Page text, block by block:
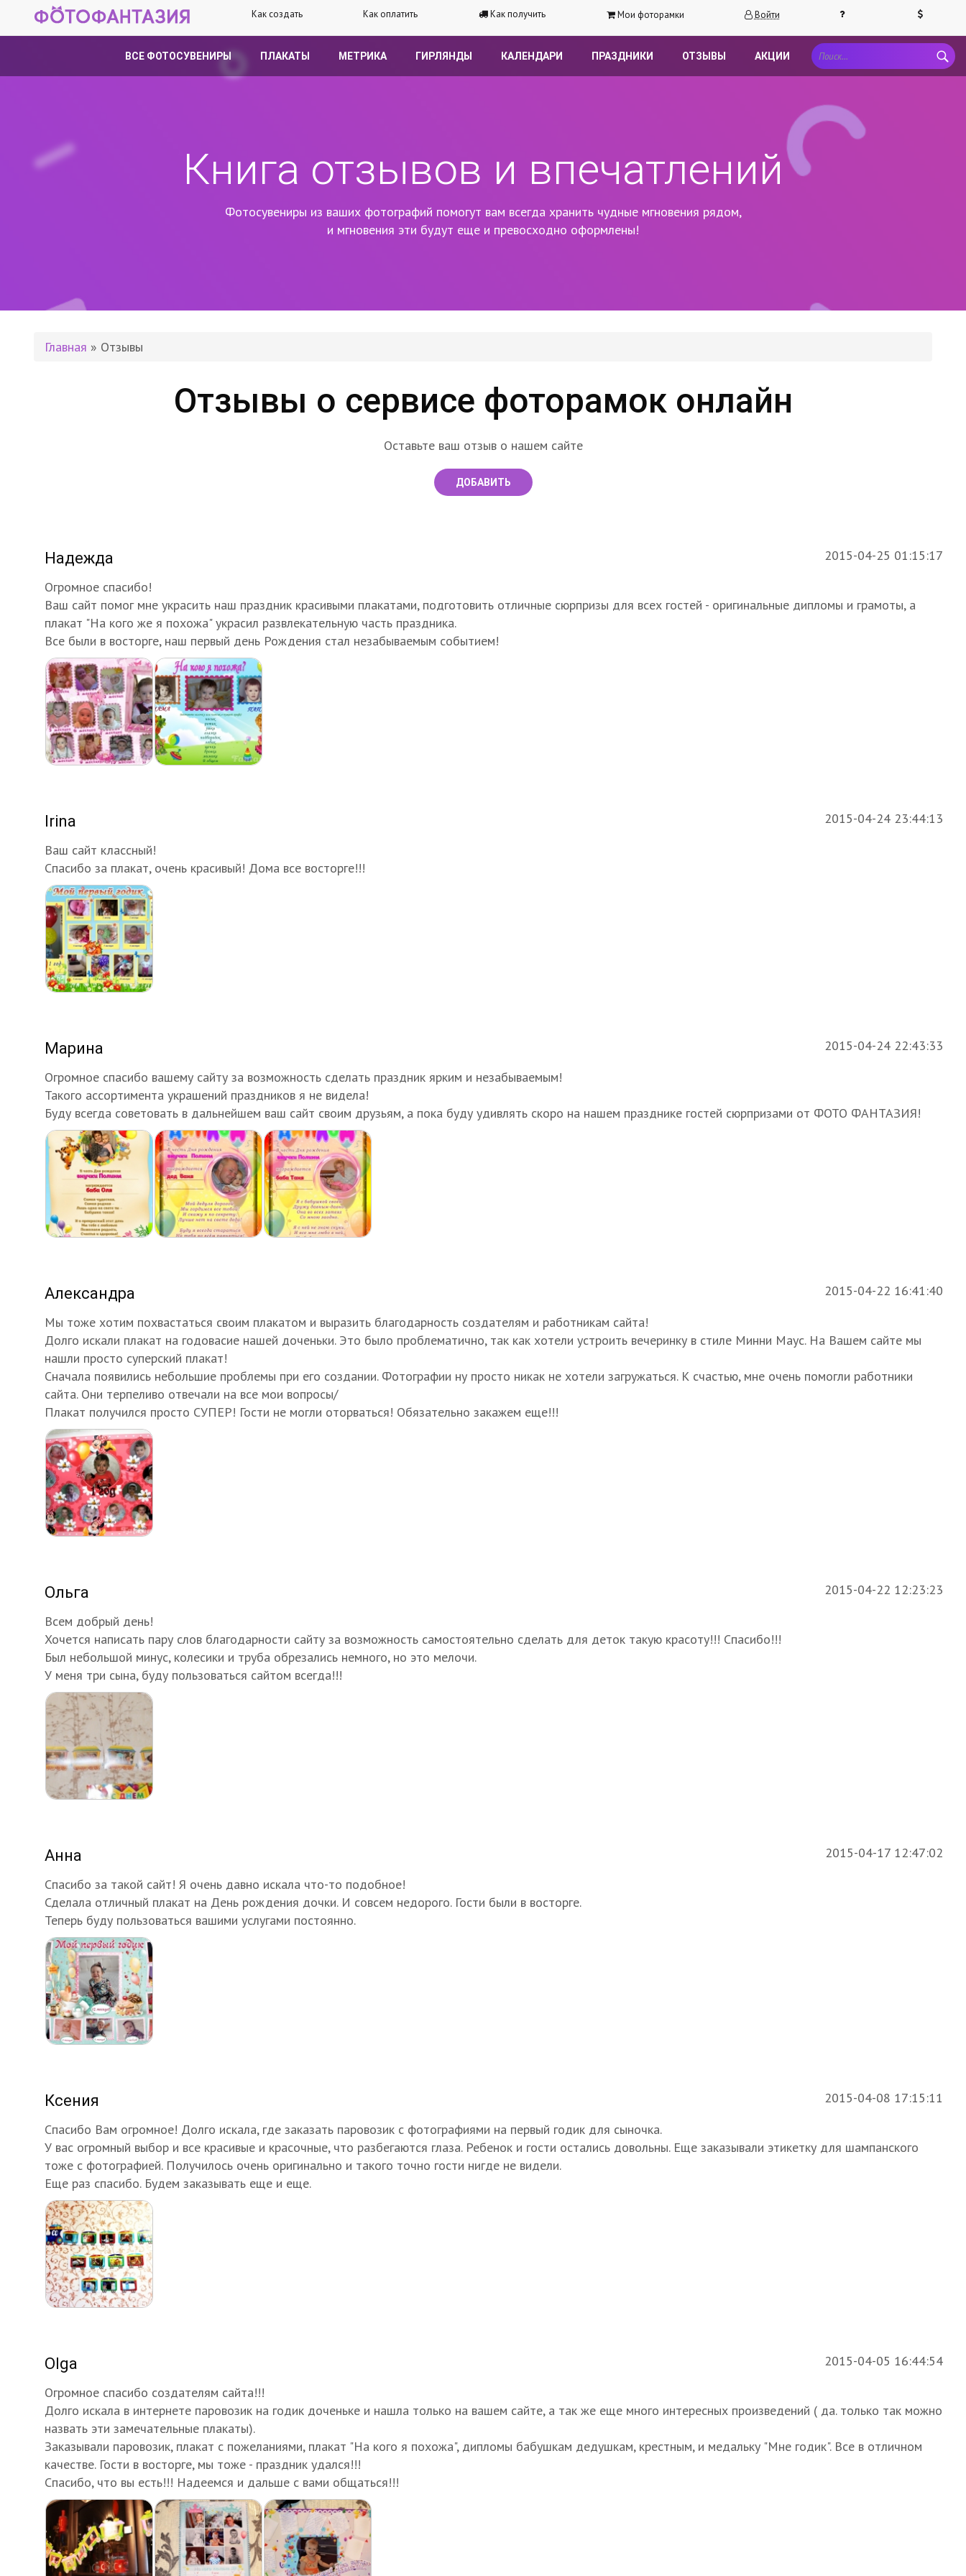
Как создать Как оплатить Как получить Мои фоторамки Войти
ВСЕ ФОТОСУВЕНИРЫ ПЛАКАТЫ МЕТРИКА ГИРЛЯНДЫ КАЛЕНДАРИ ПРАЗДНИКИ ОТЗЫВЫ АКЦИИ
Книга отзывов и впечатлений
Фотосувениры из ваших фотографий помогут вам всегда хранить чудные мгновения рядом,
и мгновения эти будут еще и превосходно оформлены!
Главная » Отзывы
Отзывы о сервисе фоторамок онлайн
Оставьте ваш отзыв о нашем сайте
ДОБАВИТЬ
2015-04-25 01:15:17
Надежда
Огромное спасибо!
Ваш сайт помог мне украсить наш праздник красивыми плакатами, подготовить отличные сюрпризы для всех гостей - оригинальные дипломы и грамоты, а
плакат "На кого же я похожа" украсил развлекательную часть праздника.
Все были в восторге, наш первый день Рождения стал незабываемым событием!
2015-04-24 23:44:13
Irina
Ваш сайт классный!
Спасибо за плакат, очень красивый! Дома все восторге!!!
2015-04-24 22:43:33
Марина
Огромное спасибо вашему сайту за возможность сделать праздник ярким и незабываемым!
Такого ассортимента украшений праздников я не видела!
Буду всегда советовать в дальнейшем ваш сайт своим друзьям, а пока буду удивлять скоро на нашем празднике гостей сюрпризами от ФОТО ФАНТАЗИЯ!
2015-04-22 16:41:40
Александра
Мы тоже хотим похвастаться своим плакатом и выразить благодарность создателям и работникам сайта!
Долго искали плакат на годовасие нашей доченьки. Это было проблематично, так как хотели устроить вечеринку в стиле Минни Маус. На Вашем сайте мы
нашли просто суперский плакат!
Сначала появились небольшие проблемы при его создании. Фотографии ну просто никак не хотели загружаться. К счастью, мне очень помогли работники
сайта. Они терпеливо отвечали на все мои вопросы/
Плакат получился просто СУПЕР! Гости не могли оторваться! Обязательно закажем еще!!!
2015-04-22 12:23:23
Ольга
Всем добрый день!
Хочется написать пару слов благодарности сайту за возможность самостоятельно сделать для деток такую красоту!!! Спасибо!!!
Был небольшой минус, колесики и труба обрезались немного, но это мелочи.
У меня три сына, буду пользоваться сайтом всегда!!!
2015-04-17 12:47:02
Анна
Спасибо за такой сайт! Я очень давно искала что-то подобное!
Сделала отличный плакат на День рождения дочки. И совсем недорого. Гости были в восторге.
Теперь буду пользоваться вашими услугами постоянно.
2015-04-08 17:15:11
Ксения
Спасибо Вам огромное! Долго искала, где заказать паровозик с фотографиями на первый годик для сыночка.
У вас огромный выбор и все красивые и красочные, что разбегаются глаза. Ребенок и гости остались довольны. Еще заказывали этикетку для шампанского
тоже с фотографией. Получилось очень оригинально и такого точно гости нигде не видели.
Еще раз спасибо. Будем заказывать еще и еще.
2015-04-05 16:44:54
Olga
Огромное спасибо создателям сайта!!!
Долго искала в интернете паровозик на годик доченьке и нашла только на вашем сайте, а так же еще много интересных произведений ( да. только так можно
назвать эти замечательные плакаты).
Заказывали паровозик, плакат с пожеланиями, плакат "На кого я похожа", дипломы бабушкам дедушкам, крестным, и медальку "Мне годик". Все в отличном
качестве. Гости в восторге, мы тоже - праздник удался!!!
Спасибо, что вы есть!!! Надеемся и дальше с вами общаться!!!